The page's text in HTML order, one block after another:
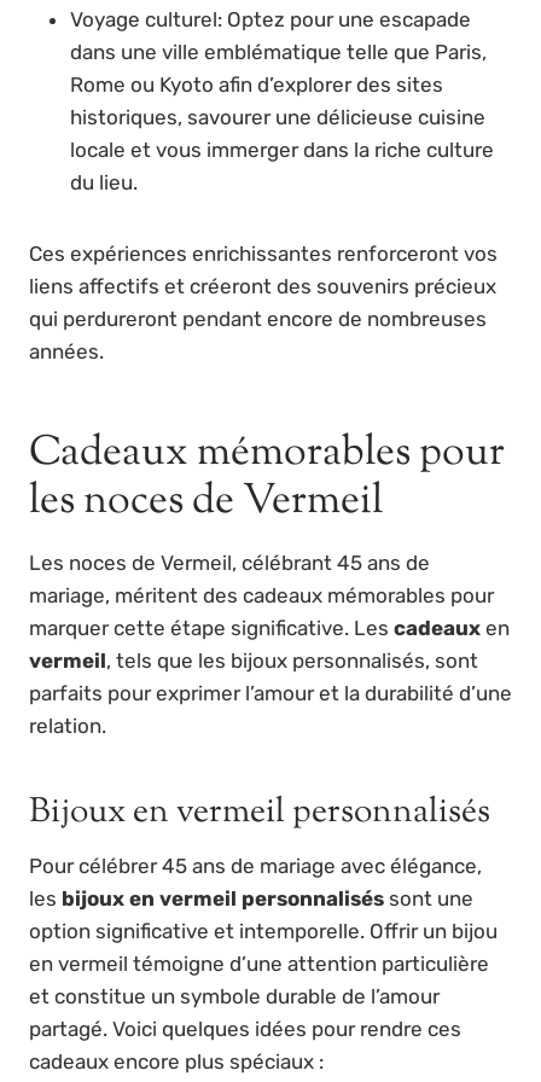
Voyage culturel: Optez pour une escapade
dans une ville emblématique telle que Paris,
Rome ou Kyoto afin d’explorer des sites
historiques, savourer une délicieuse cuisine
locale et vous immerger dans la riche culture
du lieu.
Ces expériences enrichissantes renforceront vos
liens affectifs et créeront des souvenirs précieux
qui perdureront pendant encore de nombreuses
années.
Cadeaux mémorables pour
les noces de Vermeil
Les noces de Vermeil, célébrant 45 ans de
mariage, méritent des cadeaux mémorables pour
marquer cette étape significative. Les cadeaux en
vermeil, tels que les bijoux personnalisés, sont
parfaits pour exprimer l’amour et la durabilité d’une
relation.
Bijoux en vermeil personnalisés
Pour célébrer 45 ans de mariage avec élégance,
les bijoux en vermeil personnalisés sont une
option significative et intemporelle. Offrir un bijou
en vermeil témoigne d’une attention particulière
et constitue un symbole durable de l’amour
partagé. Voici quelques idées pour rendre ces
cadeaux encore plus spéciaux :